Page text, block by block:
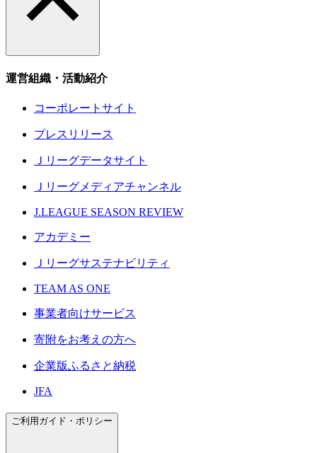
運営組織・活動紹介
コーポレートサイト
プレスリリース
Ｊリーグデータサイト
Ｊリーグメディアチャンネル
J.LEAGUE SEASON REVIEW
アカデミー
Ｊリーグサステナビリティ
TEAM AS ONE
事業者向けサービス
寄附をお考えの方へ
企業版ふるさと納税
JFA
ご利用ガイド・ポリシー